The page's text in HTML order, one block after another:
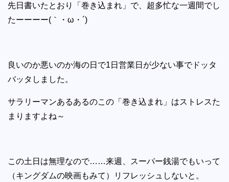
先日書いたとおり「巻き込まれ」で、超多忙な一週間でし
たーーーー(｀・ω・´)
良いのか悪いのか海の日で1日営業日が少ない事でドッタ
バッタしました。
サラリーマンあるあるのこの「巻き込まれ」はストレスた
まりますよね～
この土日は無理なので……来週、スーパー銭湯でもいって
（キングダムの映画もみて）リフレッシュしないと。